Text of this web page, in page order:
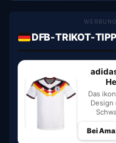
WERBUNG
DFB-TRIKOT-
Das
Design
Bei